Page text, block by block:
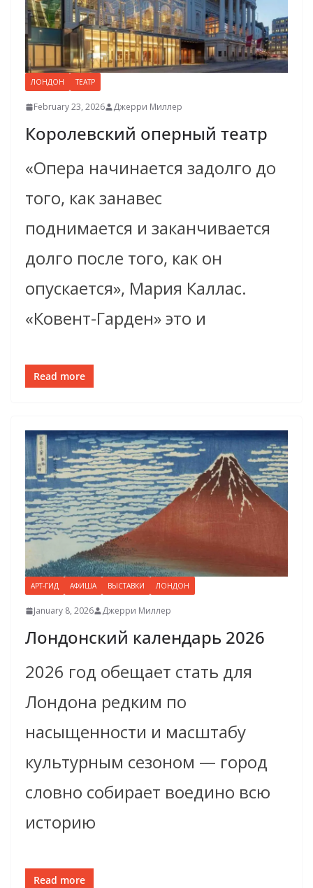
ЛОНДОН ТЕАТР
February 23, 2026 Джерри Миллер
Королевский оперный театр
«Опера начинается задолго до
того, как занавес
поднимается и заканчивается
долго после того, как он
опускается», Мария Каллас.
«Ковент-Гарден» это и
Read more
АРТ-ГИД АФИША ВЫСТАВКИ ЛОНДОН
January 8, 2026 Джерри Миллер
Лондонский календарь 2026
2026 год обещает стать для
Лондона редким по
насыщенности и масштабу
культурным сезоном — город
словно собирает воедино всю
историю
Read more